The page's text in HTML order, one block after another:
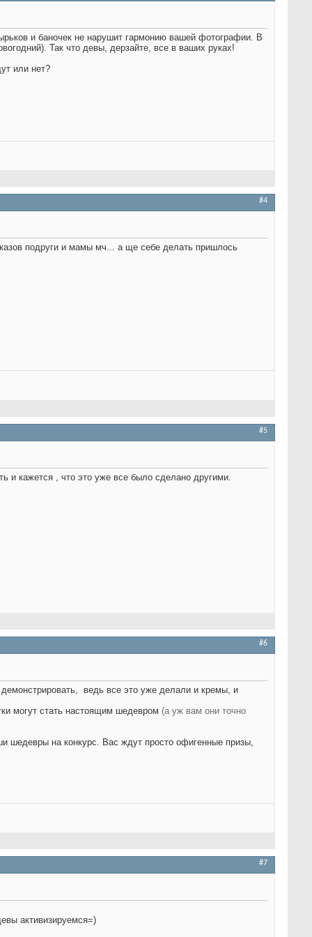
и баночек не нарушит гармонию вашей фотографии. В
Так что девы, дерзайте, все в ваших руках!
или нет?
#4
подруги и мамы мч... а ще себе делать пришлось
#5
и кажется , что это уже все было сделано другими.
#6
ведь все это уже делали и кремы, и
могут стать настоящим шедевром (а уж вам они точно
шедевры на конкурс. Вас ждут просто офигенные призы,
#7
активизируемся=)